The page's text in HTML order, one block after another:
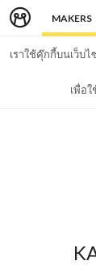
MAKERS
เราใช้คุ๊กกี้บนเว็บ
เพื่อ